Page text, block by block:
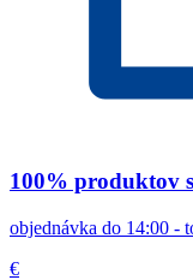
100% produktov
objednávka do 14:00 -
€